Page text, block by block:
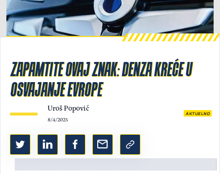
Light/Dark mode
ZAPAMTITE OVAJ ZNAK: DENZA KREĆE U
OSVAJANJE EVROPE
Uroš Popović
8/4/2025
AKTUELNO